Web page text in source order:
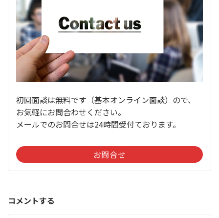
初回面談は無料です（基本オンライン面談）ので、
お気軽にお問合わせください。
メールでのお問合せは24時間受付ております。
お問合せ
コメントする